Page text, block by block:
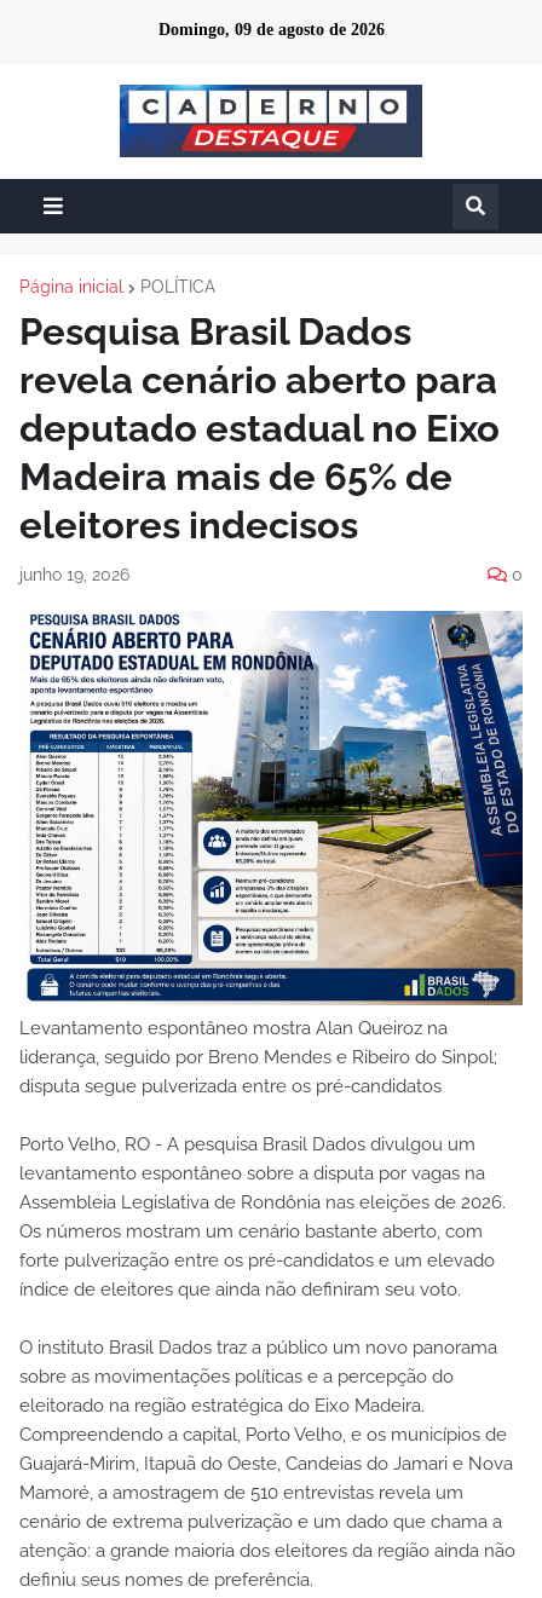
Domingo, 09 de agosto de 2026
Página inicial POLÍTICA
Pesquisa Brasil Dados
revela cenário aberto para
deputado estadual no Eixo
Madeira mais de 65% de
eleitores indecisos
junho 19, 2026 0
Levantamento espontâneo mostra Alan Queiroz na
liderança, seguido por Breno Mendes e Ribeiro do Sinpol;
disputa segue pulverizada entre os pré-candidatos
Porto Velho, RO - A pesquisa Brasil Dados divulgou um
levantamento espontâneo sobre a disputa por vagas na
Assembleia Legislativa de Rondônia nas eleições de 2026.
Os números mostram um cenário bastante aberto, com
forte pulverização entre os pré-candidatos e um elevado
índice de eleitores que ainda não definiram seu voto.
O instituto Brasil Dados traz a público um novo panorama
sobre as movimentações políticas e a percepção do
eleitorado na região estratégica do Eixo Madeira.
Compreendendo a capital, Porto Velho, e os municípios de
Guajará-Mirim, Itapuã do Oeste, Candeias do Jamari e Nova
Mamoré, a amostragem de 510 entrevistas revela um
cenário de extrema pulverização e um dado que chama a
atenção: a grande maioria dos eleitores da região ainda não
definiu seus nomes de preferência.